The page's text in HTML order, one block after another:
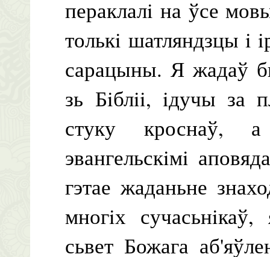
пераклалi на ўсе
толькi шатляндзцы i
сарацыны. Я жадаў
зь Бiблii, iдучы за
стуку кроснаў,
эвангельскiмi
гэтае жаданьне
многiх
сьвет Божага